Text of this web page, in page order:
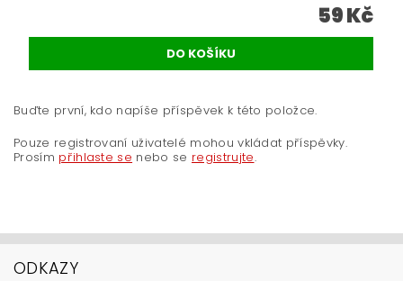
59 Kč
Buďte první, kdo napíše příspěvek k této položce.
Pouze registrovaní uživatelé mohou vkládat příspěvky.
Prosím přihlaste se nebo se registrujte.
ODKAZY